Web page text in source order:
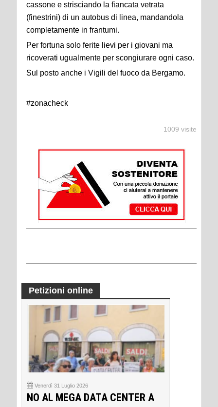
cassone e strisciando la fiancata vetrata
(finestrini) di un autobus di linea, mandandola
completamente in frantumi.
Per fortuna solo ferite lievi per i giovani ma
ricoverati ugualmente per scongiurare ogni caso.
Sul posto anche i Vigili del fuoco da Bergamo.
#zonacheck
1009 visite
Petizioni online
Venerdì 31 Luglio 2026
NO AL MEGA DATA CENTER A